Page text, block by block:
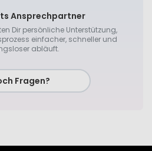
Ansprechpartner
Dir persönliche Unterstützung,
einfacher, schneller und
abläuft.
Fragen?